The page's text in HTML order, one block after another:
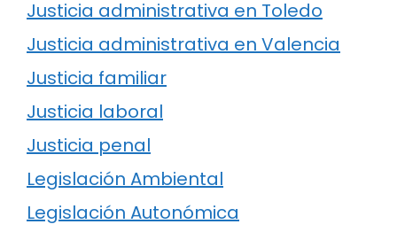
Justicia administrativa en Toledo
Justicia administrativa en Valencia
Justicia familiar
Justicia laboral
Justicia penal
Legislación Ambiental
Legislación Autonómica